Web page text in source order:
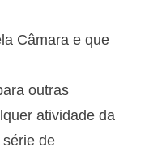
Câmara e que
outras
atividade da
de